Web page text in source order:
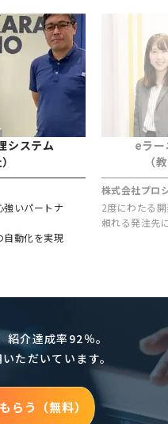
システム
強いパートナ
自動化を実現
eラ
（
株式会社プロ
2度にわたる
頼れる発注先
介達成率92％。
ただいています。
らう（無料）